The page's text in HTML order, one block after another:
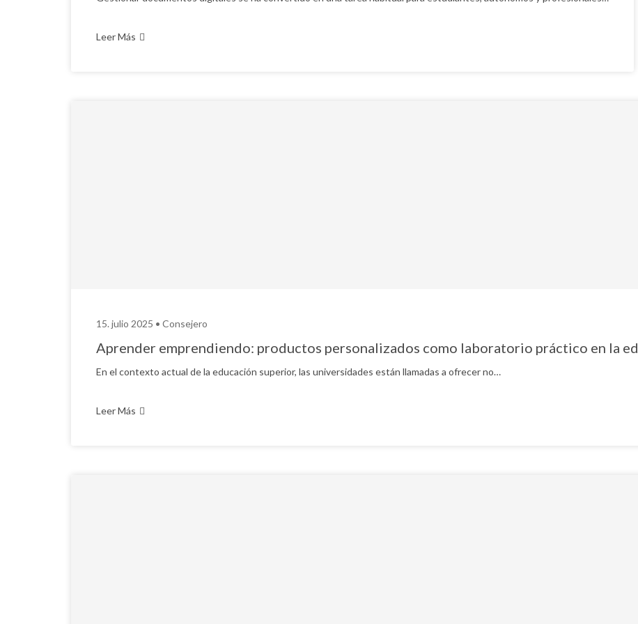
Leer Más
15. julio 2025 • Consejero
Aprender emprendiendo: productos personalizados como laboratorio práctico en la
En el contexto actual de la educación superior, las universidades están llamadas a ofrecer no…
Leer Más